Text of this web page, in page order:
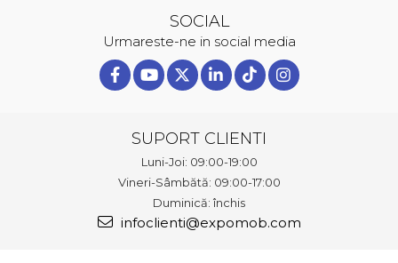
SOCIAL
Urmareste-ne in social media
SUPORT CLIENTI
Luni-Joi: 09:00-19:00
Vineri-Sâmbătă: 09:00-17:00
Duminică: închis
infoclienti@expomob.com